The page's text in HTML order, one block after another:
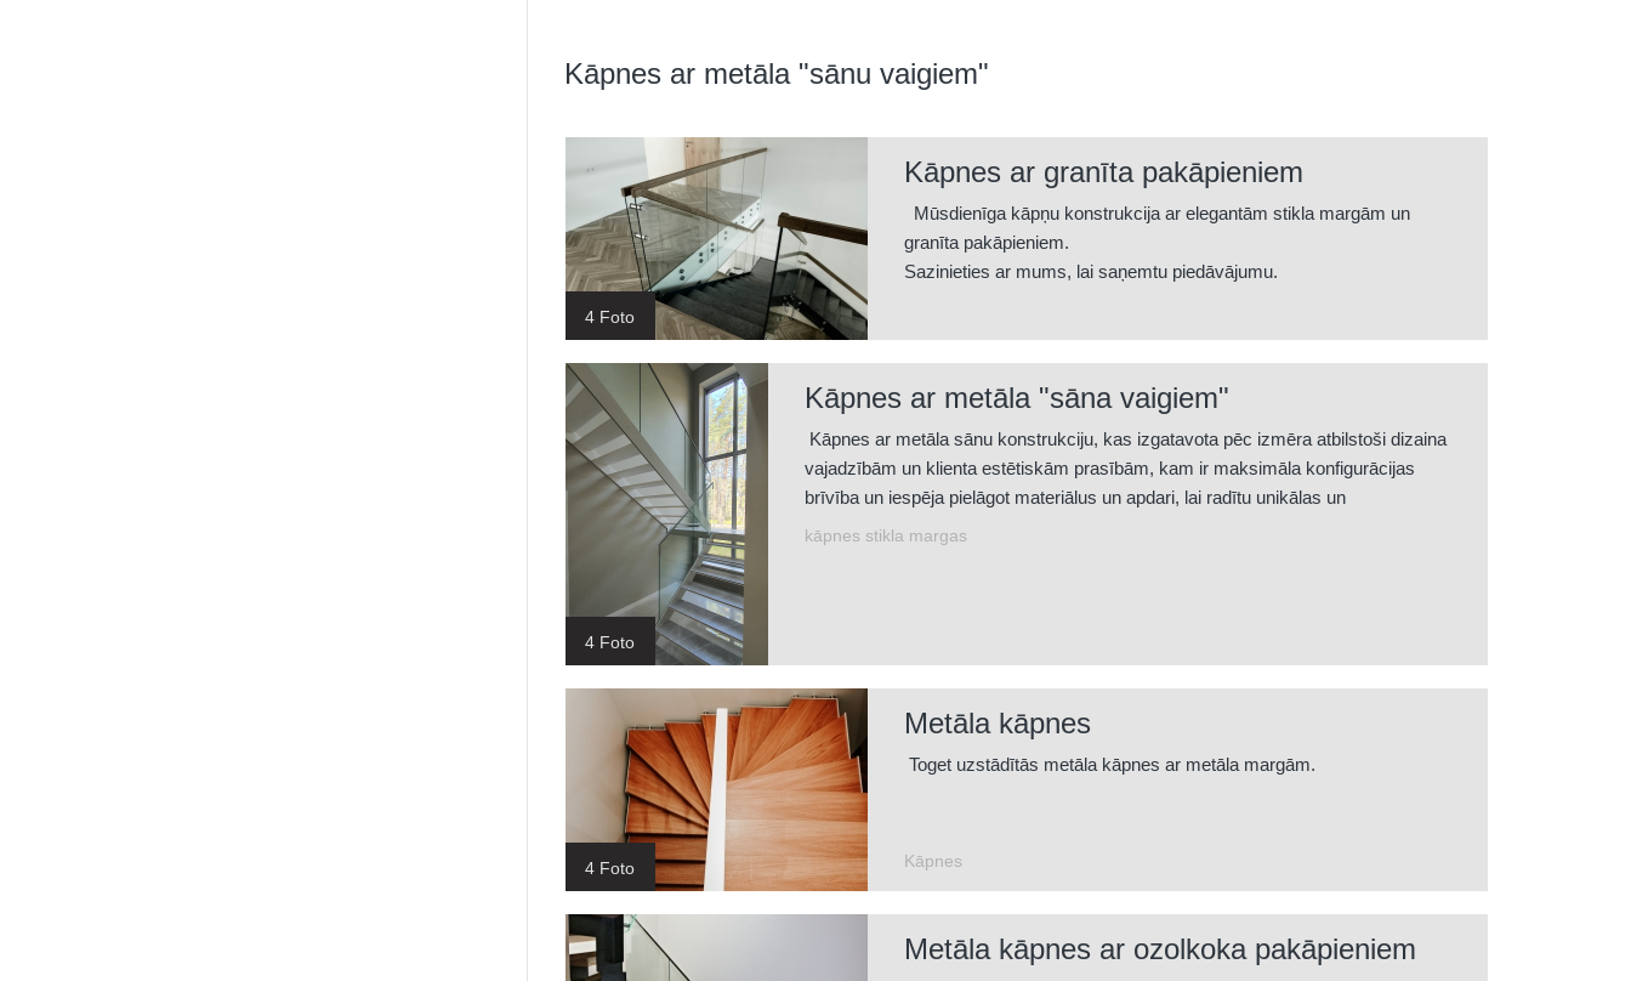
Kāpnes ar metāla "sānu vaigiem"
4 Foto
Kāpnes ar granīta pakāpieniem
Mūsdienīga kāpņu konstrukcija ar elegantām stikla margām un
granīta pakāpieniem.
Sazinieties ar mums, lai saņemtu piedāvājumu.
4 Foto
Kāpnes ar metāla "sāna vaigiem"
Kāpnes ar metāla sānu konstrukciju, kas izgatavota pēc izmēra atbilstoši dizaina
vajadzībām un klienta estētiskām prasībām, kam ir maksimāla konfigurācijas
brīvība un iespēja pielāgot materiālus un apdari, lai radītu unikālas un
neatkārtojamas kompozīcijas.
kāpnes stikla margas
4 Foto
Metāla kāpnes
Toget uzstādītās metāla kāpnes ar metāla margām.
Kāpnes
Metāla kāpnes ar ozolkoka pakāpieniem